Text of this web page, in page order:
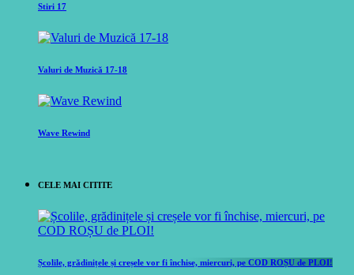
Stiri 17
Valuri de Muzică 17-18
Wave Rewind
CELE MAI CITITE
Școlile, grădinițele și creșele vor fi închise, miercuri, pe COD ROȘU de PLOI!